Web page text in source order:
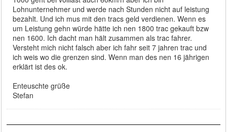
Lohnunternehmer und werde nach Stunden nicht auf leistung
bezahlt. Und ich mus mit den tracs geld verdienen. Wenn es
um Leistung gehn würde hätte ich nen 1800 trac gekauft bzw
nen 1600. Ich dacht man hält zusammen als trac fahrer.
Versteht mich nicht falsch aber ich fahr seit 7 jahren trac und
ich weis wo die grenzen sind. Wenn man des nen 16 jährigen
erklärt ist des ok.
Enteuschte grüße
Stefan